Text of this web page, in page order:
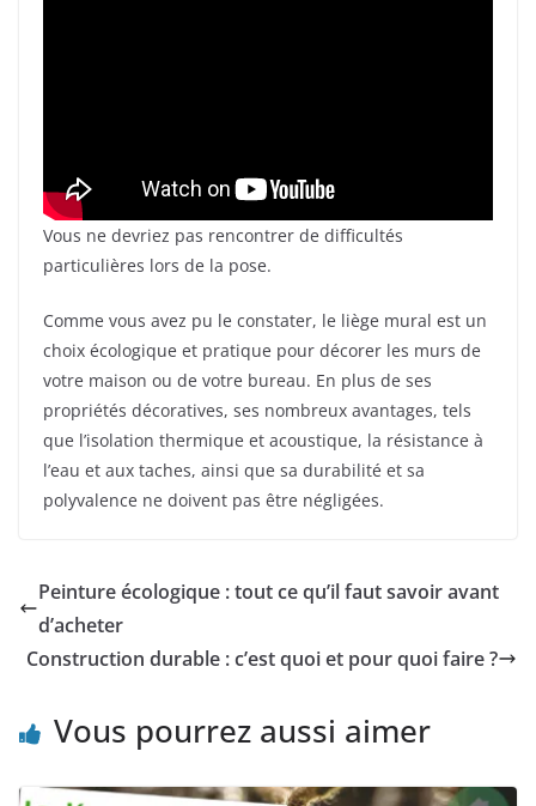
Vous ne devriez pas rencontrer de difficultés
particulières lors de la pose.
Comme vous avez pu le constater, le liège mural est un
choix écologique et pratique pour décorer les murs de
votre maison ou de votre bureau. En plus de ses
propriétés décoratives, ses nombreux avantages, tels
que l’isolation thermique et acoustique, la résistance à
l’eau et aux taches, ainsi que sa durabilité et sa
polyvalence ne doivent pas être négligées.
Peinture écologique : tout ce qu’il faut savoir avant
d’acheter
Construction durable : c’est quoi et pour quoi faire ?
Vous pourrez aussi aimer